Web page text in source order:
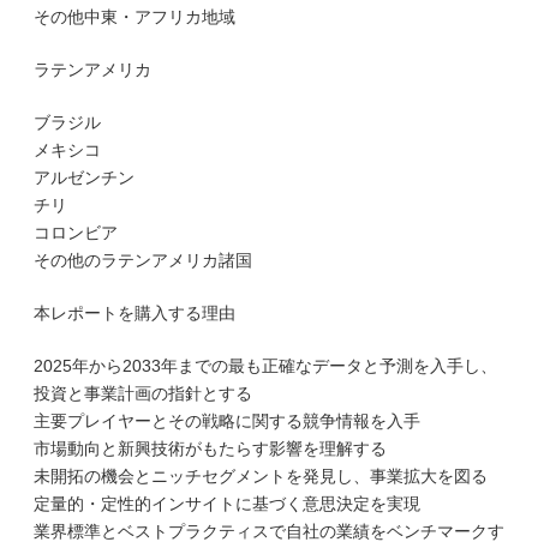
その他中東・アフリカ地域
ラテンアメリカ
ブラジル
メキシコ
アルゼンチン
チリ
コロンビア
その他のラテンアメリカ諸国
本レポートを購入する理由
2025年から2033年までの最も正確なデータと予測を入手し、
投資と事業計画の指針とする
主要プレイヤーとその戦略に関する競争情報を入手
市場動向と新興技術がもたらす影響を理解する
未開拓の機会とニッチセグメントを発見し、事業拡大を図る
定量的・定性的インサイトに基づく意思決定を実現
業界標準とベストプラクティスで自社の業績をベンチマークす